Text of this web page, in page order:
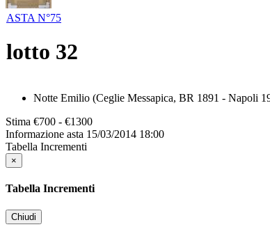
ASTA N°75
lotto 32
Notte Emilio (Ceglie Messapica, BR 1891 - Napoli
Stima €700 - €1300
Informazione asta 15/03/2014 18:00
Tabella Incrementi
×
Tabella Incrementi
Chiudi